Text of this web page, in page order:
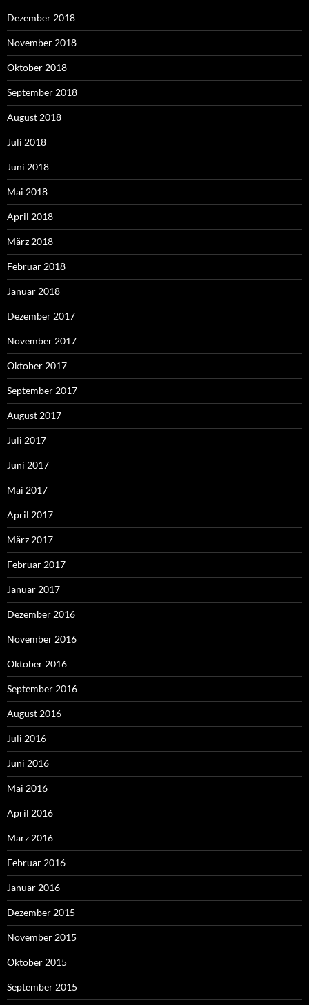
Dezember 2018
November 2018
Oktober 2018
September 2018
August 2018
Juli 2018
Juni 2018
Mai 2018
April 2018
März 2018
Februar 2018
Januar 2018
Dezember 2017
November 2017
Oktober 2017
September 2017
August 2017
Juli 2017
Juni 2017
Mai 2017
April 2017
März 2017
Februar 2017
Januar 2017
Dezember 2016
November 2016
Oktober 2016
September 2016
August 2016
Juli 2016
Juni 2016
Mai 2016
April 2016
März 2016
Februar 2016
Januar 2016
Dezember 2015
November 2015
Oktober 2015
September 2015